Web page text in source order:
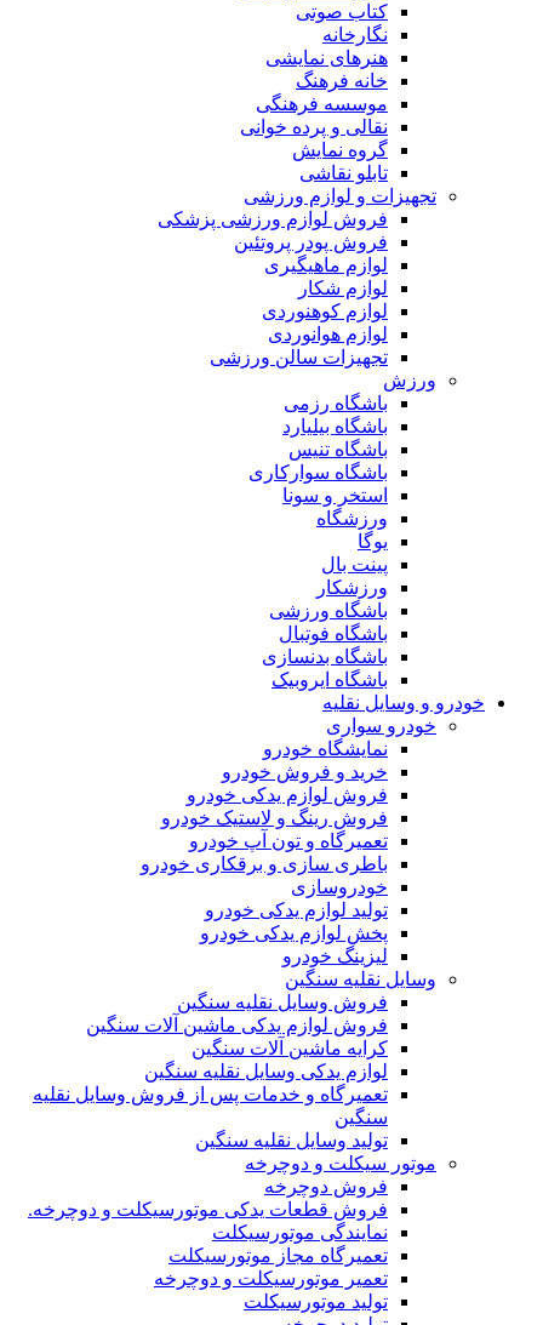
کتاب صوتی
نگارخانه
هنرهای نمایشی
خانه فرهنگ
موسسه فرهنگی
نقالی و پرده خوانی
گروه نمایش
تابلو نقاشی
تجهیزات و لوازم ورزشی
فروش لوازم ورزشی پزشکی
فروش پودر پروتئین
لوازم ماهیگیری
لوازم شکار
لوازم کوهنوردی
لوازم هوانوردی
تجهیزات سالن ورزشی
ورزش
باشگاه رزمی
باشگاه بیلیارد
باشگاه تنیس
باشگاه سوارکاری
استخر و سونا
ورزشگاه
یوگا
پینت بال
ورزشکار
باشگاه ورزشی
باشگاه فوتبال
باشگاه بدنسازی
باشگاه ایروبیک
خودرو و وسایل نقلیه
خودرو سواری
نمایشگاه خودرو
خرید و فروش خودرو
فروش لوازم یدکی خودرو
فروش رینگ و لاستیک خودرو
تعمیرگاه و تون آپ خودرو
باطری سازی و برقکاری خودرو
خودروسازی
تولید لوازم یدکی خودرو
پخش لوازم یدکی خودرو
لیزینگ خودرو
وسایل نقلیه سنگین
فروش وسایل نقلیه سنگین
فروش لوازم یدکی ماشین آلات سنگین
کرایه ماشین آلات سنگین
لوازم یدکی وسایل نقلیه سنگین
تعمیرگاه و خدمات پس از فروش وسایل نقلیه
سنگین
تولید وسایل نقلیه سنگین
موتور سیکلت و دوچرخه
فروش دوچرخه
فروش قطعات یدکی موتورسیکلت و دوچرخه.
نمایندگی موتورسیکلت
تعمیرگاه مجاز موتورسیکلت
تعمیر موتورسیکلت و دوچرخه
تولید موتورسیکلت